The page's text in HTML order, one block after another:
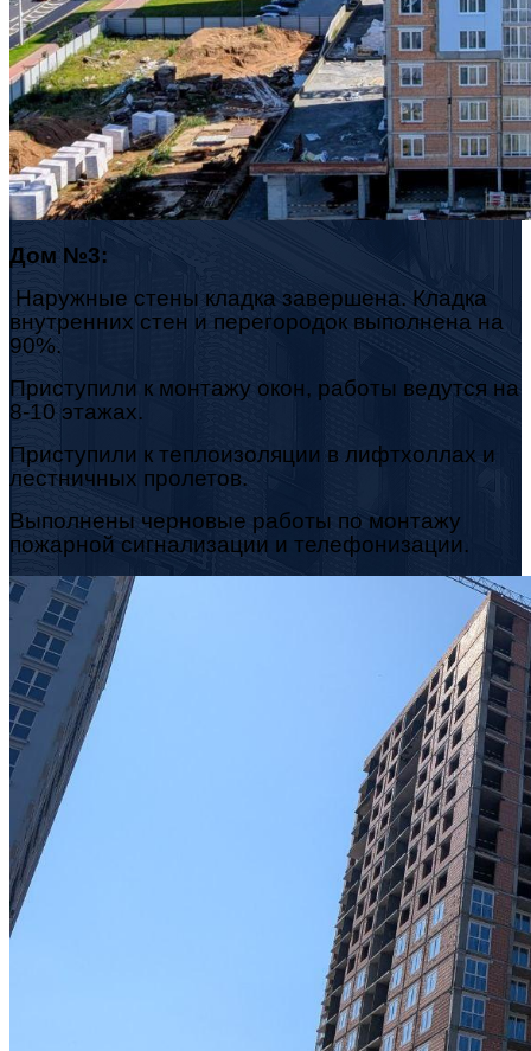
Дом №3:
Наружные стены кладка завершена. Кладка
внутренних стен и перегородок выполнена на
90%.
Приступили к монтажу окон, работы ведутся на
8-10 этажах.
Приступили к теплоизоляции в лифтхоллах и
лестничных пролетов.
Выполнены черновые работы по монтажу
пожарной сигнализации и телефонизации.